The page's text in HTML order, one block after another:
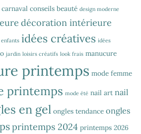
carnaval conseils beauté design moderne
décoration intérieure
enfants idées créatives idées
jardin loisirs créatifs look frais manucure
printemps mode femme
printemps mode été nail art nail
en gel ongles tendance ongles
printemps 2024 printemps 2026